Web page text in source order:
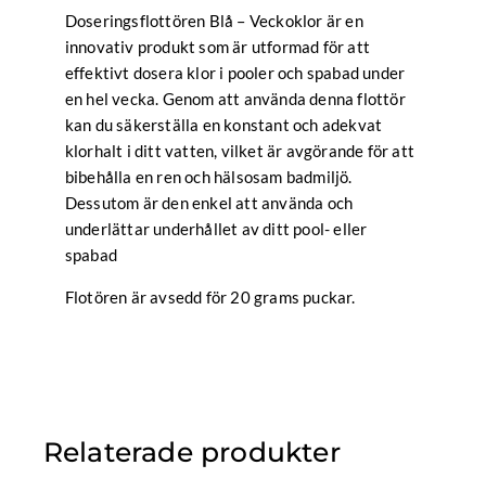
Doseringsflottören Blå – Veckoklor är en
innovativ produkt som är utformad för att
effektivt dosera klor i pooler och spabad under
en hel vecka. Genom att använda denna flottör
kan du säkerställa en konstant och adekvat
klorhalt i ditt vatten, vilket är avgörande för att
bibehålla en ren och hälsosam badmiljö.
Dessutom är den enkel att använda och
underlättar underhållet av ditt pool- eller
spabad
Flotören är avsedd för 20 grams puckar.
Relaterade produkter